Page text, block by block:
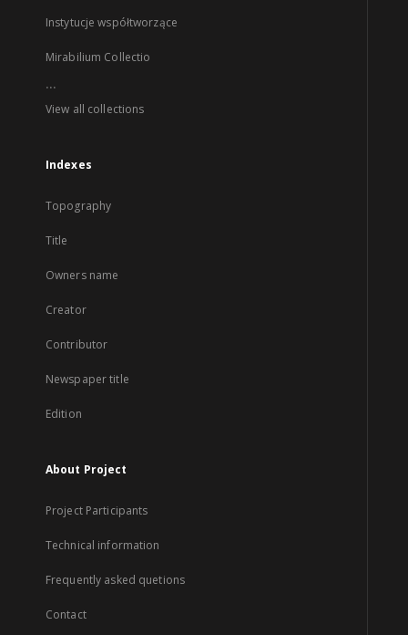
Instytucje współtworzące
Mirabilium Collectio
...
View all collections
Indexes
Topography
Title
Owners name
Creator
Contributor
Newspaper title
Edition
About Project
Project Participants
Technical information
Frequently asked quetions
Contact